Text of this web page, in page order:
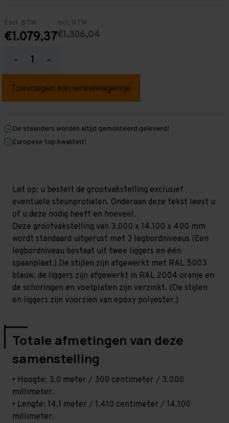
Excl. BTW
€1.079,37
Incl. BTW
€1.306,04
Hoeveelheid
verlagen
Grootvakstelling
mm
mm
x
400
niveaus
Hoeveelheid
verhogen
Grootvakstelling
mm
mm
400
niveaus
De staanders worden altijd gemonteerd geleverd!
Europese top kwaliteit!
Let op: u bestelt de grootvakstelling exclusief
eventuele steunprofielen. Onderaan deze tekst leest u
of u deze nodig heeft en hoeveel.
Deze grootvakstelling van 3.000 x 14.100 x 400 mm
wordt standaard uitgerust met 3 legbordniveaus (Een
legbordniveau bestaat uit twee liggers en één
spaanplaat.) De stijlen zijn afgewerkt met RAL 5003
blauw, de liggers zijn afgewerkt in RAL 2004 oranje en
de schoringen en voetplaten zijn verzinkt. (De stijlen
en liggers zijn voorzien van epoxy polyester.)
Totale afmetingen van deze
samenstelling
• Hoogte: 3,0 meter / 300 centimeter / 3.000
millimeter.
• Lengte: 14,1 meter / 1.410 centimeter / 14.100
millimeter.